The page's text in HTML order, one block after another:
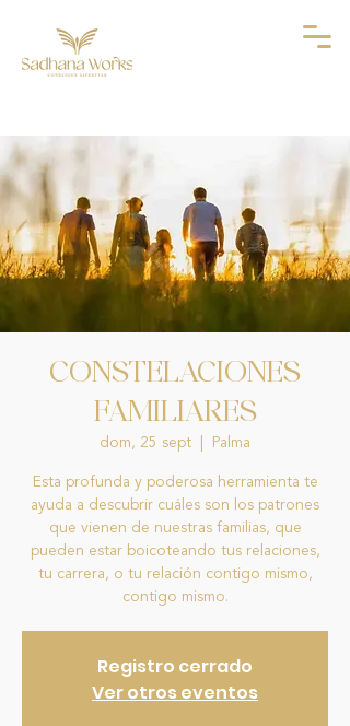
CONSTELACIONES
FAMILIARES
dom, 25 sept Palma
Esta profunda y poderosa herramienta te
ayuda a descubrir cuáles son los patrones
que vienen de nuestras familias, que
pueden estar boicoteando tus relaciones,
tu carrera, o tu relación contigo mismo,
contigo mismo.
Registro cerrado
Ver otros eventos